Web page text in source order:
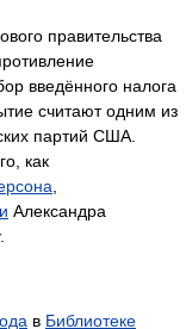
правительства
введённого налога
считают одним из
партий США.
как
Александра
в Библиотеке